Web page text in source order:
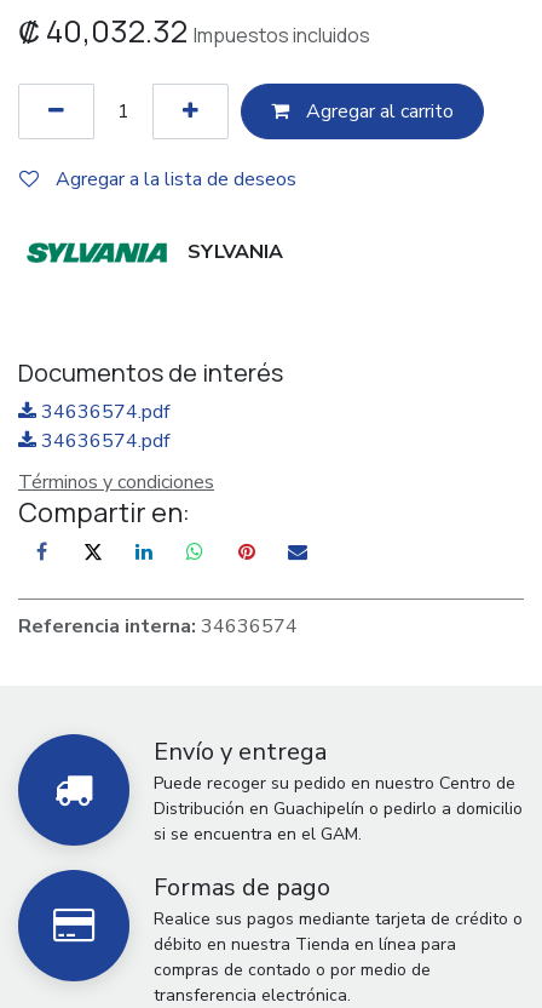
₡ 40,032.32 Impuestos incluidos
Agregar al c​​arrito
Agregar a la lista de deseos
SYLVANIA
Documentos de interés
34636574.pdf
34636574.pdf
Términos y condiciones
Compartir en:
Referencia interna: 34636574
Envío y entrega
Puede recoger su pedido en nuestro Centro de
Distribución en Guachipelín o pedirlo a domicilio
si se encuentra en el GAM.
Formas de pago
Realice sus pagos mediante tarjeta de crédito o
débito en nuestra Tienda en línea para
compras de contado o por medio de
transferencia electrónica.